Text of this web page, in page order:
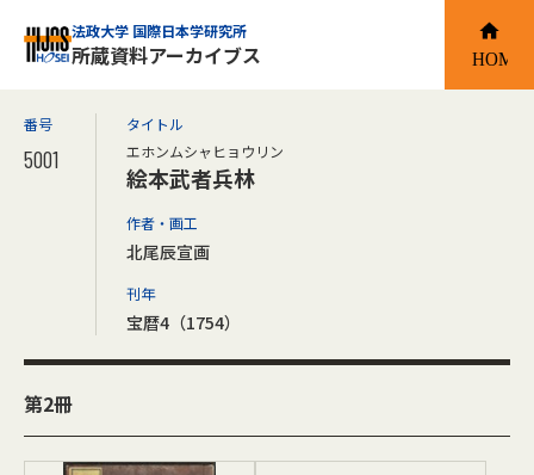
法政大学 国際日本学研究所
所蔵資料アーカイブス
番号
5001
タイトル
エホンムシャヒョウリン
絵本武者兵林
作者・画工
北尾辰宣画
刊年
宝暦4（1754）
第2冊